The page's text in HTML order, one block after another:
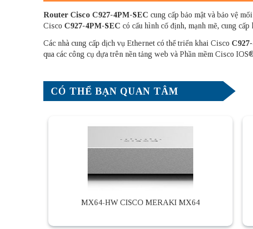
Router Cisco C927-4PM-SEC cung cấp bảo mật và bảo vệ
Cisco C927-4PM-SEC có cấu hình cố định, mạnh mẽ, cung
Các nhà cung cấp dịch vụ Ethernet có thể triển khai Cisco
qua các công cụ dựa trên nền tảng web và Phần mềm Cisco
CÓ THỂ BẠN QUAN TÂM
MX64-HW CISCO MERAKI MX64